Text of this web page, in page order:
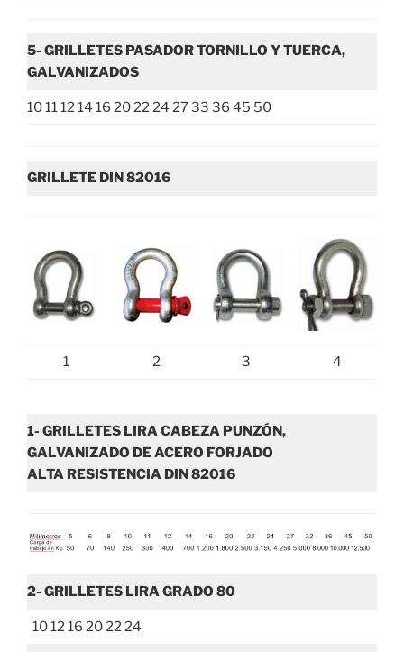
5- GRILLETES PASADOR TORNILLO Y TUERCA,
GALVANIZADOS
10 11 12 14 16 20 22 24 27 33 36 45 50
GRILLETE DIN 82016
1 2 3 4
1- GRILLETES LIRA CABEZA PUNZÓN,
GALVANIZADO DE ACERO FORJADO
ALTA RESISTENCIA DIN 82016
2- GRILLETES LIRA GRADO 80
10 12 16 20 22 24